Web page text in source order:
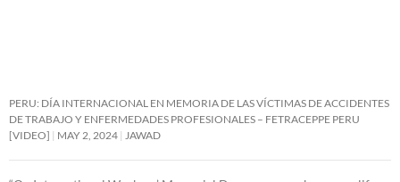
PERU: DÍA INTERNACIONAL EN MEMORIA DE LAS VÍCTIMAS DE ACCIDENTES
DE TRABAJO Y ENFERMEDADES PROFESIONALES – FETRACEPPE PERU
[VIDEO]
MAY 2, 2024 JAWAD